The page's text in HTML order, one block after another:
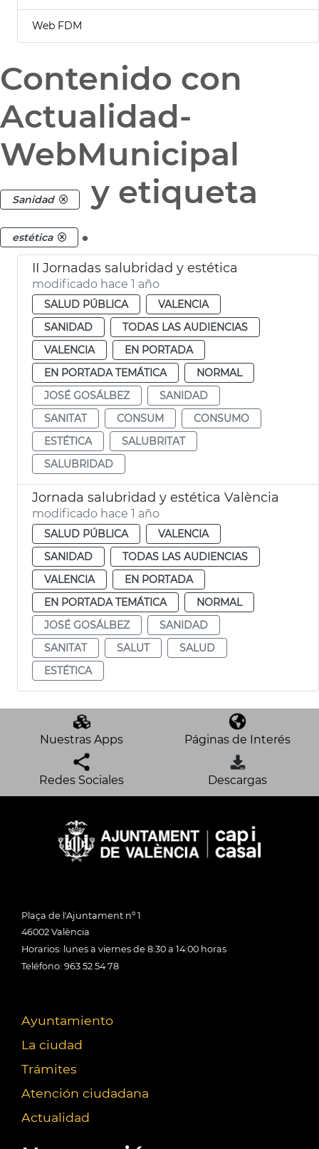
Web FDM
Contenido con
Actualidad-
WebMunicipal
Sanidad y etiqueta
estética .
II Jornadas salubridad y estética
modificado hace 1 año
SALUD PÚBLICA
VALENCIA
SANIDAD
TODAS LAS AUDIENCIAS
VALENCIA
EN PORTADA
EN PORTADA TEMÁTICA
NORMAL
JOSÉ GOSÁLBEZ
SANIDAD
SANITAT
CONSUM
CONSUMO
ESTÉTICA
SALUBRITAT
SALUBRIDAD
Jornada salubridad y estética València
modificado hace 1 año
SALUD PÚBLICA
VALENCIA
SANIDAD
TODAS LAS AUDIENCIAS
VALENCIA
EN PORTADA
EN PORTADA TEMÁTICA
NORMAL
JOSÉ GOSÁLBEZ
SANIDAD
SANITAT
SALUT
SALUD
ESTÉTICA
Nuestras Apps Páginas de Interés
Redes Sociales Descargas
Plaça de l'Ajuntament nº 1
46002 València
Horarios: lunes a viernes de 8:30 a 14:00 horas
Teléfono: 963 52 54 78
Ayuntamiento
La ciudad
Trámites
Atención ciudadana
Actualidad